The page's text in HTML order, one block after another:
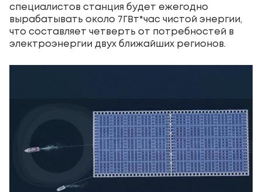
специалистов станция будет ежегодно
вырабатывать около 7ГВт*час чистой энергии,
что составляет четверть от потребностей в
электроэнергии двух ближайших регионов.